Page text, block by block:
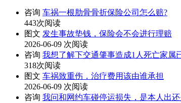
咨询 车祸一根肋骨骨折保险公司怎么赔?
443次阅读
图文 发生事故垫钱，保险会不会进行理赔
2026-06-09 次阅读
咨询 我想了解下交通肇事造成1人死亡家属
318次阅读
图文 车祸致重伤，治疗费用该由谁承担
2026-06-09 次阅读
咨询 我问和网约车碰停运损失，是本人出